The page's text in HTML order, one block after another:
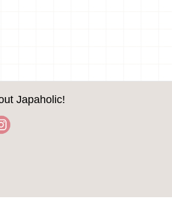
Japaholic!